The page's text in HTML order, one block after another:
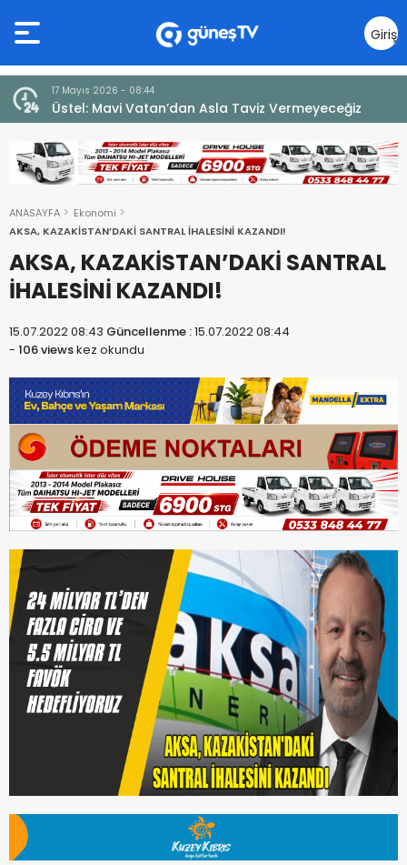
Giriş
Yap
7 Ağustos 2026 - 12:36
ÜSTEL: “ERENKÖY RUHU SONSUZA DEK YAŞAYACAK”
ANASAYFA
Ekonomi
AKSA, KAZAKİSTAN’DAKİ SANTRAL İHALESİNİ KAZANDI!
AKSA, KAZAKİSTAN’DAKİ SANTRAL
İHALESİNİ KAZANDI!
15.07.2022 08:43 Güncellenme :15.07.2022 08:44
- 106 viewskez okundu